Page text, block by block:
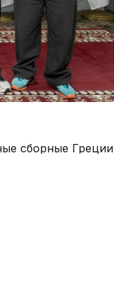
сборные Греции